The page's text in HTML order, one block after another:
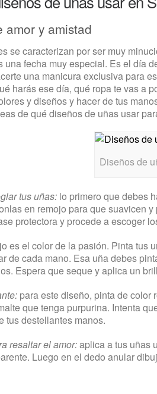
amor y amistad
se caracterizan por ser muy
una fecha muy especial. Es el día
una manicura exclusiva para
harás ese día, qué ropa te vas a
y diseños y hacer de tus
de qué diseños de uñas usar
Diseños de
tus uñas: lo primero que debes
en remojo para que suavicen
protectora y procede a escoger
es el color de la pasión. Pinta tus
de cada mano. Esa uña debes
Espera que seque y aplica un
para este diseño, pinta de color
que tenga purpurina. Intenta
tus destellantes manos.
resaltar el amor:aplica a tus uñas
Luego en el dedo anular